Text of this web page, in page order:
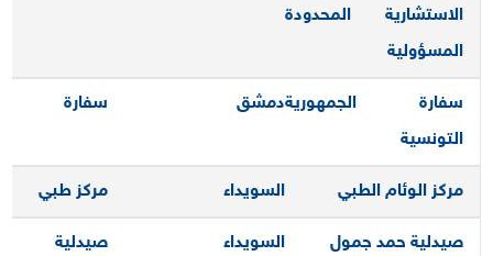
الاستشارية المحدودة
المسؤولية
سفارة الجمهورية
التونسية
دمشق سفارة
مركز الوئام الطبي السويداء مركز طبي
صيدلية حمد جمول السويداء صيدلية